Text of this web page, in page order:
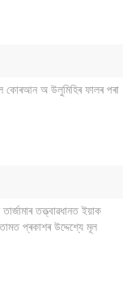
কোৰআন অ উলুমিহিৰ ফালৰ পৰা
তত্ত্বাৱধানত ইয়াক
প্ৰকাশৰ উদ্দেশ্যে মূল